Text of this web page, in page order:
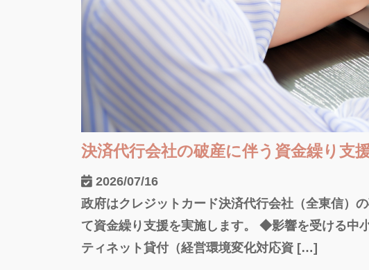
決済代行会社の破産に伴う資金繰り支
2026/07/16
政府はクレジットカード決済代行会社（全東信）
て資金繰り支援を実施します。 ◆影響を受ける中
ティネット貸付（経営環境変化対応資 […]